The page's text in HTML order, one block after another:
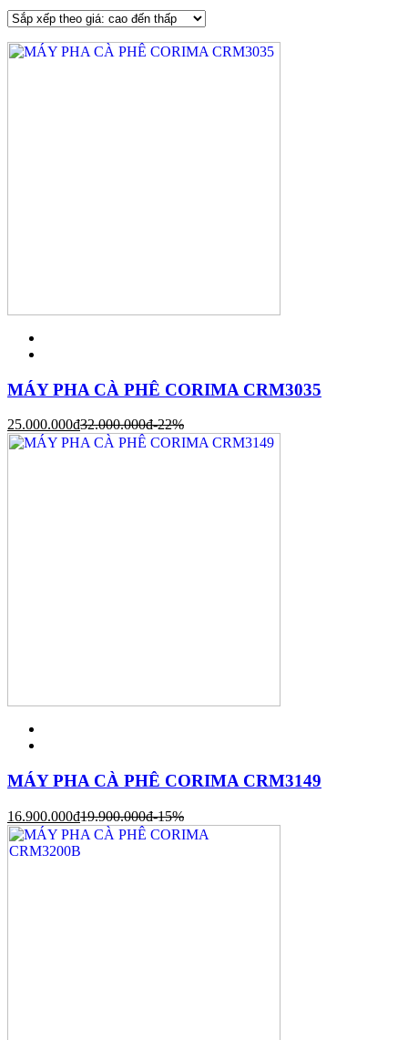
MÁY PHA CÀ PHÊ CORIMA CRM3035
25.000.000đ32.000.000đ-22%
MÁY PHA CÀ PHÊ CORIMA CRM3149
16.900.000đ19.900.000đ-15%